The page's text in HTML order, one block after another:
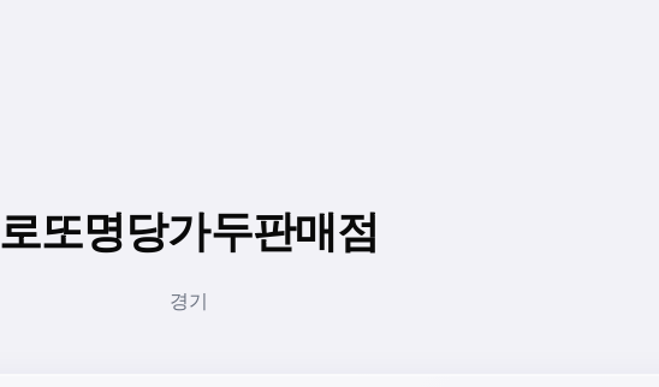
로또명당가두판매점
경기